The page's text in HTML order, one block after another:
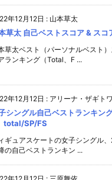
年12月12日 : 山本草太
草太 自己ベストスコア & スコ
草太ベスト（パーソナルベスト
ランキング（Total、F ...
年12月12日 : アリーナ・ザギトワ
シングル自己ベストランキン
total/SP/FS
ギュアスケートの女子シングル
の自己ベストランキン ...